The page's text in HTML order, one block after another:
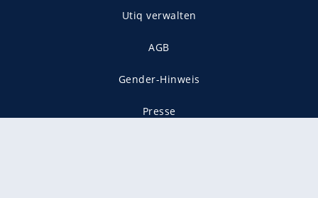
Utiq verwalten
AGB
Gender-Hinweis
Presse